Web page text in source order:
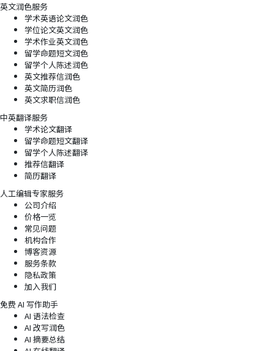
英文润色服务
学术英语论文润色
学位论文英文润色
学术作业英文润色
留学命题短文润色
留学个人陈述润色
英文推荐信润色
英文简历润色
英文求职信润色
中英翻译服务
学术论文翻译
留学命题短文翻译
留学个人陈述翻译
推荐信翻译
简历翻译
人工编辑专家服务
公司介绍
价格一览
常见问题
机构合作
博客资源
服务条款
隐私政策
加入我们
免费 AI 写作助手
AI 语法检查
AI 改写润色
AI 摘要总结